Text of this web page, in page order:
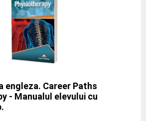
engleza. Career Paths
- Manualul elevului cu